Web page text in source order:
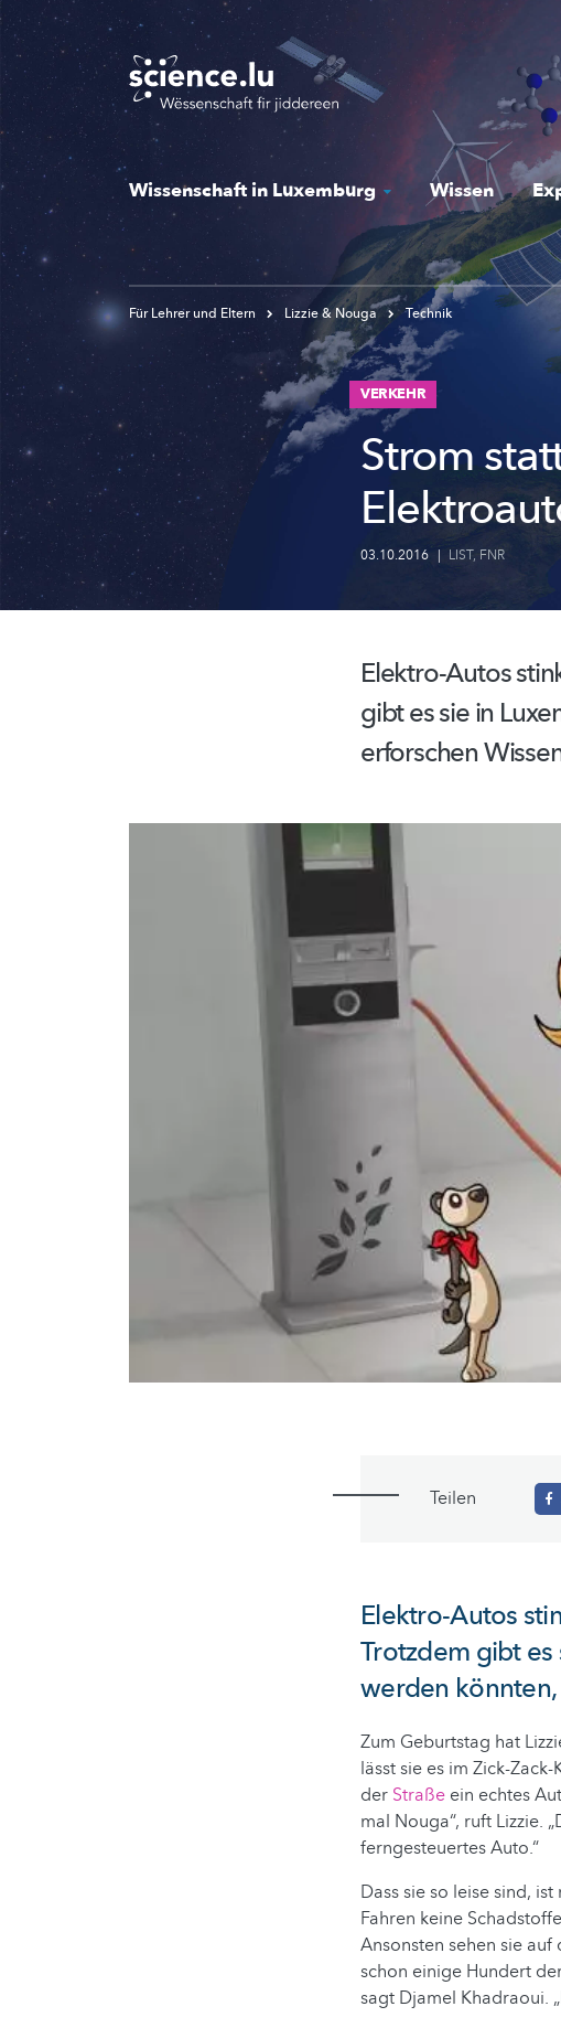
Skip
to
main
content
Wissenschaft in Luxemburg Wissen
Für Lehrer und Eltern Lizzie & Nouga Technik
VERKEHR
Strom
03.10.2016 | LIST, FNR
Elektro-Autos
gibt es sie in
erforschen
Teilen
Elektro-Autos
Trotzdem gibt
werden
Zum Geburtstag hat
lässt sie es im Zick-
der Straße ein echtes
mal Nouga“, ruft Lizzie.
ferngesteuertes Auto.“
Dass sie so leise sind,
Fahren keine
Ansonsten sehen sie
schon einige Hundert
sagt Djamel Khadraoui.